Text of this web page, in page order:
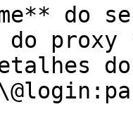
do
proxy
do